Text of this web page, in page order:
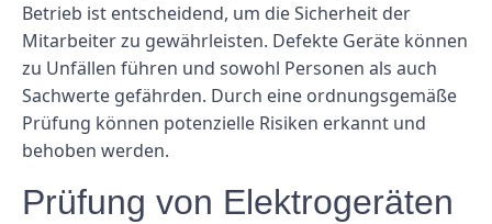
Betrieb ist entscheidend, um die Sicherheit der
Mitarbeiter zu gewährleisten. Defekte Geräte können
zu Unfällen führen und sowohl Personen als auch
Sachwerte gefährden. Durch eine ordnungsgemäße
Prüfung können potenzielle Risiken erkannt und
behoben werden.
Prüfung von Elektrogeräten